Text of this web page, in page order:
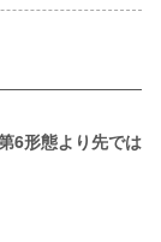
6形態より先では